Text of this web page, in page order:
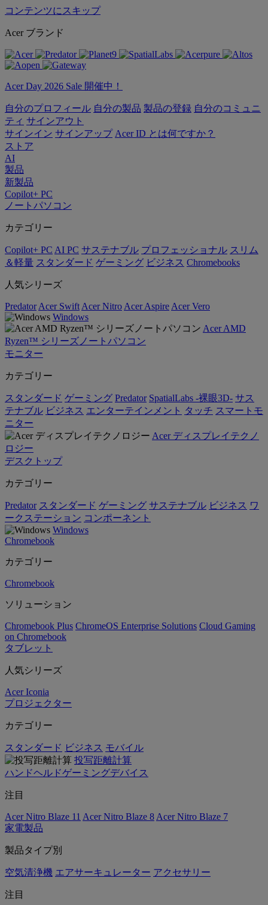
コンテンツにスキップ
Acer ブランド
Acer Day 2026 Sale 開催中！
自分のプロフィール 自分の製品 製品の登録 自分のコミュニ
ティ サインアウト
サインイン サインアップ Acer ID とは何ですか？
ストア
AI
製品
新製品
Copilot+ PC
ノートパソコン
カテゴリー
Copilot+ PC AI PC サステナブル プロフェッショナル スリム
＆軽量 スタンダード ゲーミング ビジネス Chromebooks
人気シリーズ
Predator Acer Swift Acer Nitro Acer Aspire Acer Vero
Windows
Acer AMD
Ryzen™ シリーズノートパソコン
モニター
カテゴリー
スタンダード ゲーミング Predator SpatialLabs -裸眼3D- サス
テナブル ビジネス エンターテインメント タッチ スマートモ
ニター
Acer ディスプレイテクノ
ロジー
デスクトップ
カテゴリー
Predator スタンダード ゲーミング サステナブル ビジネス ワ
ークステーション コンポーネント
Windows
Chromebook
カテゴリー
Chromebook
ソリューション
Chromebook Plus ChromeOS Enterprise Solutions Cloud Gaming
on Chromebook
タブレット
人気シリーズ
Acer Iconia
プロジェクター
カテゴリー
スタンダード ビジネス モバイル
投写距離計算
ハンドヘルドゲーミングデバイス
注目
Acer Nitro Blaze 11 Acer Nitro Blaze 8 Acer Nitro Blaze 7
家電製品
製品タイプ別
空気清浄機 エアサーキュレーター アクセサリー
注目